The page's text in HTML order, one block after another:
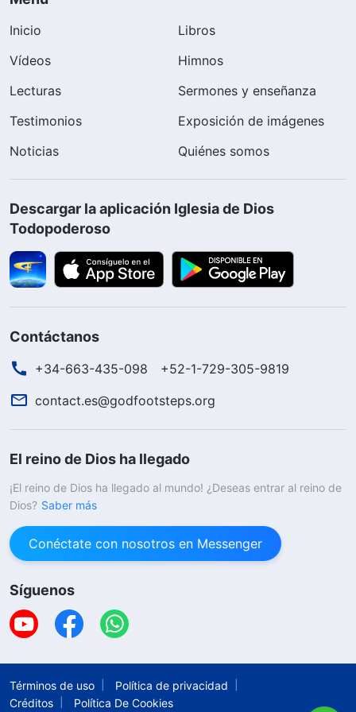
Inicio
Libros
Vídeos
Himnos
Lecturas
Sermones y enseñanza
Testimonios
Exposición de imágenes
Noticias
Quiénes somos
Descargar la aplicación Iglesia de Dios
Todopoderoso
Contáctanos
+34-663-435-098
+52-1-729-305-9819
contact.es@godfootsteps.org
El reino de Dios ha llegado
¡El reino de Dios ha llegado al mundo! ¿Deseas entrar al reino de
Dios? Saber más
Conéctate con nosotros en Messenger
Síguenos
Términos de uso
Política de privacidad
Créditos
Política De Cookies